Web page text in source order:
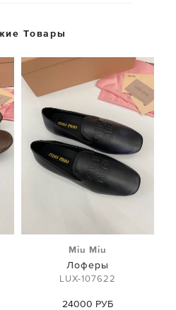
Товары
Miu Miu
Лоферы
LUX-107622
24000 РУБ